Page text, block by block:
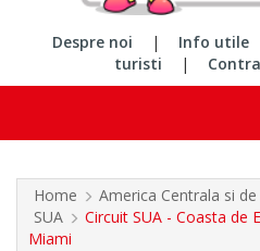
Despre noi | Info utile
turisti
|
Home
America Centrala si
SUA
Circuit SUA - Coasta de
Miami